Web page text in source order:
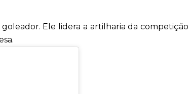
goleador. Ele lidera a artilharia da